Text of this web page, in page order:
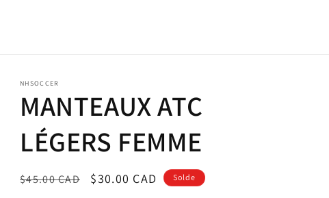
NHSOCCER
MANTEAUX ATC
LÉGERS FEMME
Prix
$45.00 CAD
Prix
$30.00 CAD Solde